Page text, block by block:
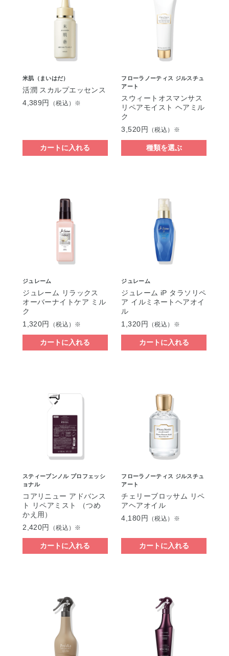
米肌（まいはだ）
活潤 スカルプエッセンス
4,389円
（税込）※
カートに入れる
フローラノーティス ジルスチュ
アート
スウィートオスマンサス
リペアモイスト ヘアミル
ク
3,520円 （税込）※
種類を選ぶ
ジュレーム
ジュレーム リラックス
オーバーナイトケア ミル
ク
1,320円
（税込）※
カートに入れる
ジュレーム
ジュレーム iP タラソリペ
ア イルミネートヘアオイ
ル
1,320円
（税込）※
カートに入れる
スティーブンノル プロフェッシ
ョナル
コアリニュー アドバンス
ト リペアミスト （つめ
かえ用）
2,420円
（税込）※
カートに入れる
フローラノーティス ジルスチュ
アート
チェリーブロッサム リペ
アヘアオイル
4,180円
（税込）※
カートに入れる